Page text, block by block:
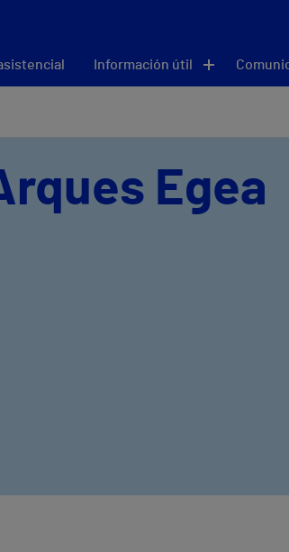
Información útil
Egea